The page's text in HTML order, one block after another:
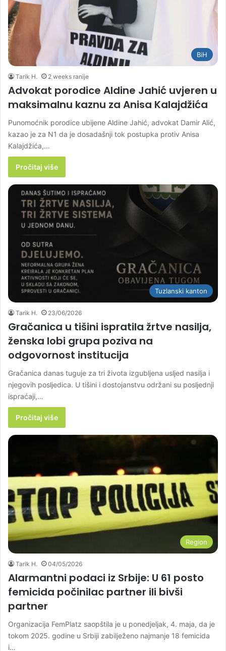
BiH
Tarik H. 2 weeks ranije
Advokat porodice Aldine Jahić uvjeren u
maksimalnu kaznu za Anisa Kalajdžića
Punomoćnik porodice ubijene Aldine Jahić, advokat Damir Alić,
kazao je za N1 da je dosadašnji tok postupka protiv Anisa
Kalajdžića,…
Pročitaj više
Tuzlanski kanton
Tarik H. 23/06/2026
Gračanica u tišini ispratila žrtve nasilja,
ženska lobi grupa poziva na
odgovornost institucija
Gračanica danas tuguje za tri života izgubljena usljed nasilja i
njegovih posljedica. U tišini i dostojanstvu održani su posljednji
ispraćaji,…
Pročitaj više
Region
Tarik H. 04/05/2026
Alarmantni podaci iz Srbije: U 61 posto
femicida počinilac partner ili bivši
partner
Organizacija FemPlatz saopštila je u ponedjeljak, 4. maja, da je
tokom 2025. godine u Srbiji zabilježeno najmanje 18 femicida
i…